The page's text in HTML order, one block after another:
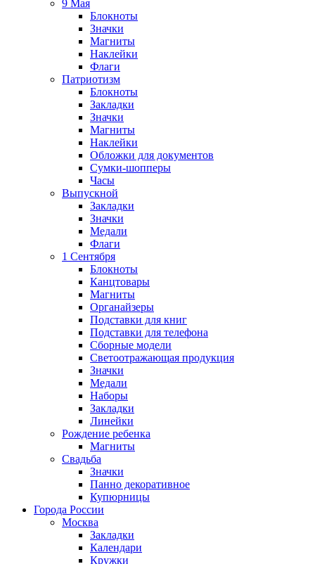
9 Мая
Блокноты
Значки
Магниты
Наклейки
Флаги
Патриотизм
Блокноты
Закладки
Значки
Магниты
Наклейки
Обложки для документов
Сумки-шопперы
Часы
Выпускной
Закладки
Значки
Медали
Флаги
1 Сентября
Блокноты
Канцтовары
Магниты
Органайзеры
Подставки для книг
Подставки для телефона
Сборные модели
Светоотражающая продукция
Значки
Медали
Наборы
Закладки
Линейки
Рождение ребенка
Магниты
Свадьба
Значки
Панно декоративное
Купюрницы
Города России
Москва
Закладки
Календари
Кружки